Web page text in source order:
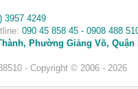
3957 4249
090 45 858 45 - 0908 488
Phường Giảng Võ, Quận
- Copyright © 2006 - 2026